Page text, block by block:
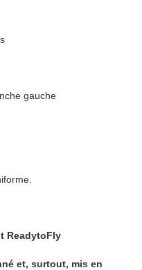
gauche
ReadytoFly
et, surtout, mis en